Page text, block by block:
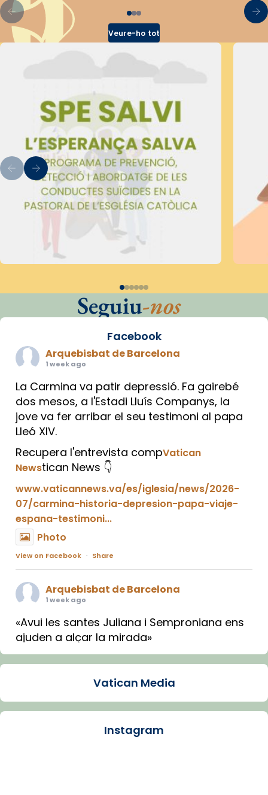
Veure-ho tot
Seguiu-nos
Facebook
Arquebisbat de Barcelona
1 week ago
La Carmina va patir depressió. Fa gairebé
dos mesos, a l'Estadi Lluís Companys, la
jove va fer arribar el seu testimoni al papa
Lleó XIV.
Recupera l'entrevista compVatican
Newstican News 👇
www.vaticannews.va/es/iglesia/news/2026-
07/carmina-historia-depresion-papa-viaje-
espana-testimoni...
Photo
View on Facebook · Share
Arquebisbat de Barcelona
1 week ago
«Avui les santes Juliana i Semproniana ens
ajuden a alçar la mirada»
Mons. Sergi Gordo, bisbe de Tortosa, ha
Santes de Mataró.
🔗tinyurl.com/cvu5jmbk
Vatican Media
Instagram